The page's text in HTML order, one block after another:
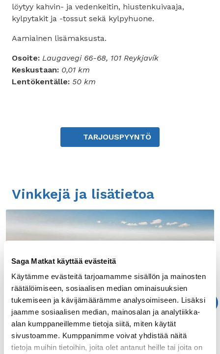
Saga Matkat käyttää evästeitä
Käytämme evästeitä tarjoamamme sisällön ja mainosten
räätälöimiseen, sosiaalisen median ominaisuuksien
tukemiseen ja kävijämäärämme analysoimiseen. Lisäksi
jaamme sosiaalisen median, mainosalan ja analytiikka-
alan kumppaneillemme tietoja siitä, miten käytät
sivustoamme. Kumppanimme voivat yhdistää näitä
tietoja muihin tietoihin, joita olet antanut heille tai joita on
löytyy kahvin- ja vedenkeitin, hiustenkuivaaja,
kylpytakit ja -tossut sekä kylpyhuone.
Aamiainen lisämaksusta.
Osoite: Laugavegi 66-68, 101 Reykjavík
Keskustaan: 0,01 km
Lentökentälle: 50 km
TARJOUSPYYNTÖ
Vinkkejä ja lisätietoa
Reykjavik-opas
Tutustu Reykjavikiin matkailukohteena.
Reykjavik-oppaaseen on kerätty tietoa
Reykjavikin nähtävyyksistä sekä aktiviteeteista.